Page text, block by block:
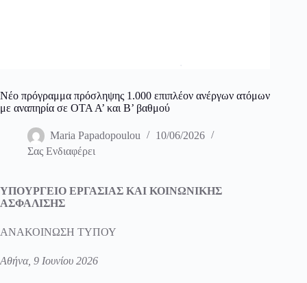
Νέο πρόγραμμα πρόσληψης 1.000 επιπλέον ανέργων ατόμων
με αναπηρία σε ΟΤΑ Α’ και Β’ βαθμού
Maria Papadopoulou
10/06/2026
Σας Ενδιαφέρει
ΥΠΟΥΡΓΕΙΟ ΕΡΓΑΣΙΑΣ ΚΑΙ ΚΟΙΝΩΝΙΚΗΣ
ΑΣΦΑΛΙΣΗΣ
ΑΝΑΚΟΙΝΩΣΗ ΤΥΠΟΥ
Αθήνα, 9 Ιουνίου 2026